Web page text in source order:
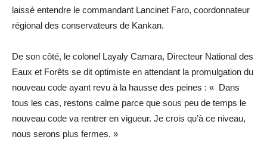
laissé entendre le commandant Lancinet Faro, coordonnateur
régional des conservateurs de Kankan.
De son côté, le colonel Layaly Camara, Directeur National des
Eaux et Forêts se dit optimiste en attendant la promulgation du
nouveau code ayant revu à la hausse des peines : « Dans
tous les cas, restons calme parce que sous peu de temps le
nouveau code va rentrer en vigueur. Je crois qu’à ce niveau,
nous serons plus fermes. »